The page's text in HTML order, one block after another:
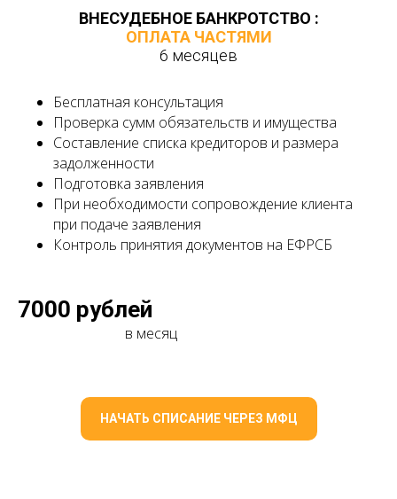
ВНЕСУДЕБНОЕ БАНКРОТСТВО :
ОПЛАТА ЧАСТЯМИ
6 месяцев
Бесплатная консультация
Проверка сумм обязательств и имущества
Составление списка кредиторов и размера
задолженности
Подготовка заявления
При необходимости сопровождение клиента
при подаче заявления
Контроль принятия документов на ЕФРСБ
7000 рублей
в месяц
НАЧАТЬ СПИСАНИЕ ЧЕРЕЗ МФЦ